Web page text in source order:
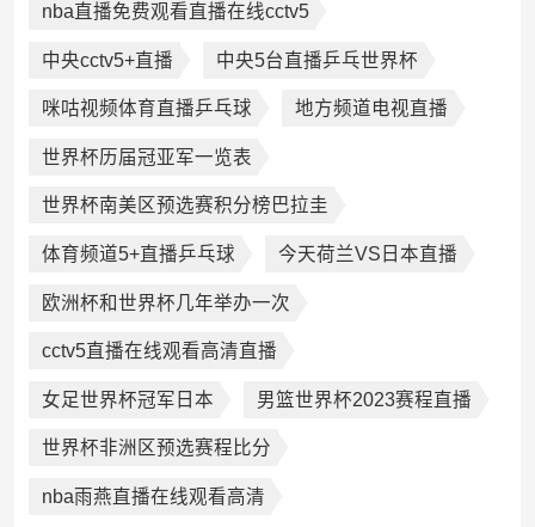
nba直播免费观看直播在线cctv5
中央cctv5+直播 中央5台直播乒乓世界杯
咪咕视频体育直播乒乓球 地方频道电视直播
世界杯历届冠亚军一览表
世界杯南美区预选赛积分榜巴拉圭
体育频道5+直播乒乓球 今天荷兰VS日本直播
欧洲杯和世界杯几年举办一次
cctv5直播在线观看高清直播
女足世界杯冠军日本 男篮世界杯2023赛程直播
世界杯非洲区预选赛程比分
nba雨燕直播在线观看高清